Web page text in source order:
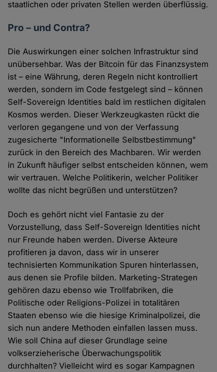
staatlichen oder privaten Stellen werden überflüssig.
Pro – und Contra?
Die Auswirkungen einer solchen Infrastruktur sind
unübersehbar. Was der Bitcoin für das Finanzsystem
ist – eine Währung, deren Regeln nicht kontrolliert
werden, sondern im Code festgelegt sind – können
Self-Sovereign Identities bald im restlichen digitalen
Kosmos werden. Dieser Werkzeugkasten rückt die
verloren gegangene und von der Verfassung
zugesicherte "Informationelle Selbstbestimmung"
zurück in den Bereich des Machbaren. Wir werden
in Zukunft häufiger selbst entscheiden können, wem
wir vertrauen. Welche Politikerin, welcher Politiker
wollte das nicht begrüßen und unterstützen?
Doch es gehört nicht viel Fantasie zu der
Vorzustellung, dass Self-Sovereign Identities nicht
nur Freunde haben werden. Diverse Akteure
profitieren ja davon, dass wir in unserer
technisierten Kommunikation Spuren hinterlassen,
aus denen sie Profile bilden. Marketing-Strategen
gehören dazu ebenso wie Trollfabriken, die
Politische oder Religions-Polizei in totalitären
Staaten ebenso wie die hiesige Kriminalpolizei, die
sich nun andere Methoden einfallen lassen muss.
Wie soll China auf dieser Grundlage seine
volkserzieherische Überwachungspolitik
durchhalten? Vielleicht wird es sogar Kampagnen